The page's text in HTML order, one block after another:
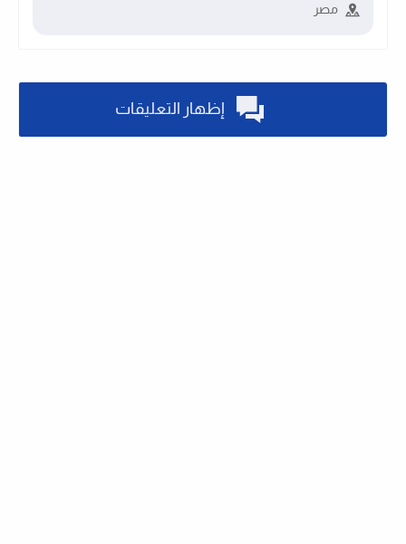
مصر
إظهار التعليقات